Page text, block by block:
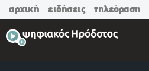
αρχική ειδήσεις τηλεόραση